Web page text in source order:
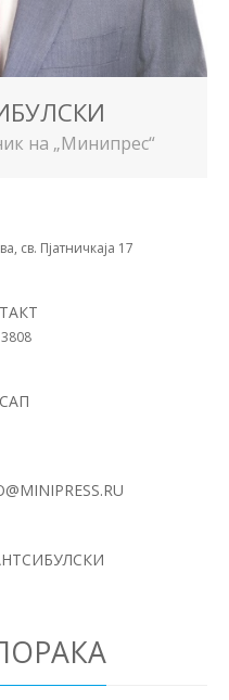
на „Минипрес“
св. Пјатничкаја 17